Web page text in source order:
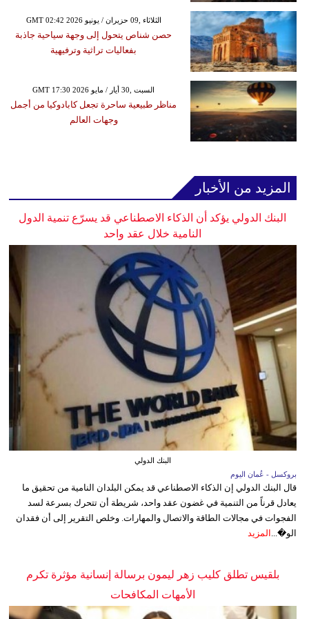
GMT 02:42 2026 الثلاثاء ,09 حزيران / يونيو
حصن شناص يتحول إلى وجهة سياحية جاذبة
بفعاليات تراثية وترفيهية
GMT 17:30 2026 السبت ,30 أيار / مايو
مناظر طبيعية ساحرة تجعل كابادوكيا من أجمل
وجهات العالم
المزيد من الأخبار
البنك الدولي يؤكد أن الذكاء الاصطناعي قد يسرّع تنمية الدول
النامية خلال عقد واحد
البنك الدولي
بروكسل - عُمان اليوم
قال البنك الدولي إن الذكاء الاصطناعي قد يمكن البلدان النامية من تحقيق ما
يعادل قرناً من التنمية في غضون عقد واحد، شريطة أن تتحرك بسرعة لسد
الفجوات في مجالات الطاقة والاتصال والمهارات. وخلص التقرير إلى أن فقدان
الو�... المزيد
بلقيس تطلق كليب زهر ليمون برسالة إنسانية مؤثرة تكرم
الأمهات المكافحات